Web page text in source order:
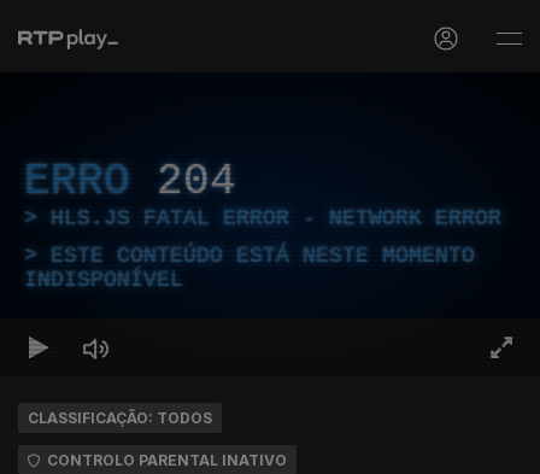
ERRO 204
HLS.JS FATAL ERROR - NETWORK ERROR
ESTE CONTEÚDO ESTÁ NESTE MOMENTO
INDISPONÍVEL
CLASSIFICAÇÃO: TODOS
CONTROLO PARENTAL INATIVO